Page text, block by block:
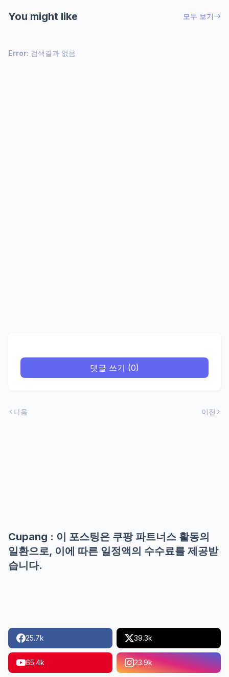
You might like 모두 보기
Error: 검색결과 없음
댓글 쓰기 (0)
다음 이전
Cupang : 이 포스팅은 쿠팡 파트너스 활동의
일환으로, 이에 따른 일정액의 수수료를 제공받
습니다.
25.7k 39.3k
65.4k 23.9k